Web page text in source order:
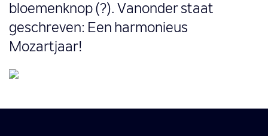
bloemenknop (?). Vanonder staat
geschreven: Een harmonieus
Mozartjaar!